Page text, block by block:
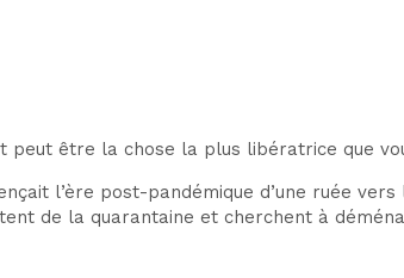
être la chose la plus libératrice que
l’ère post-pandémique d’une ruée
de la quarantaine et cherchent à